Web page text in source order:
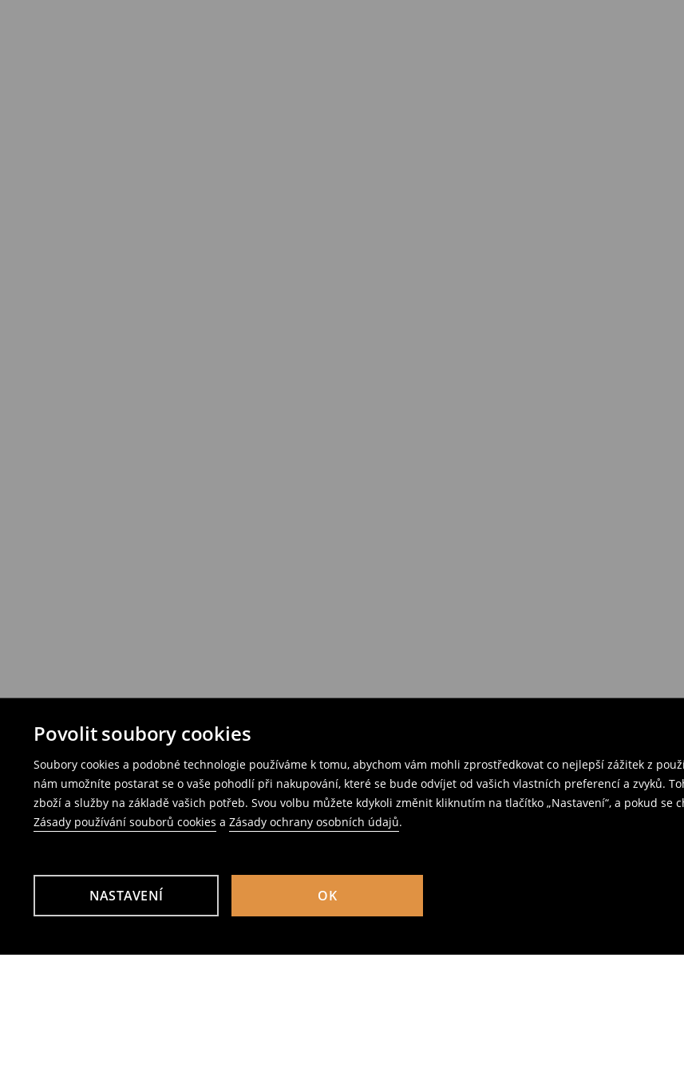
Povolit soubory cookies
Soubory cookies a podobné technologie používáme k tomu, abychom vám mohli zprostředkovat co nejlepší zážitek z
nám umožníte postarat se o vaše pohodlí při nakupování, které se bude odvíjet od vašich vlastních preferencí a zvyků.
zboží a služby na základě vašich potřeb. Svou volbu můžete kdykoli změnit kliknutím na tlačítko „Nastavení“, a pokud se
Zásady používání souborů cookies a Zásady ochrany osobních údajů.
NASTAVENÍ OK